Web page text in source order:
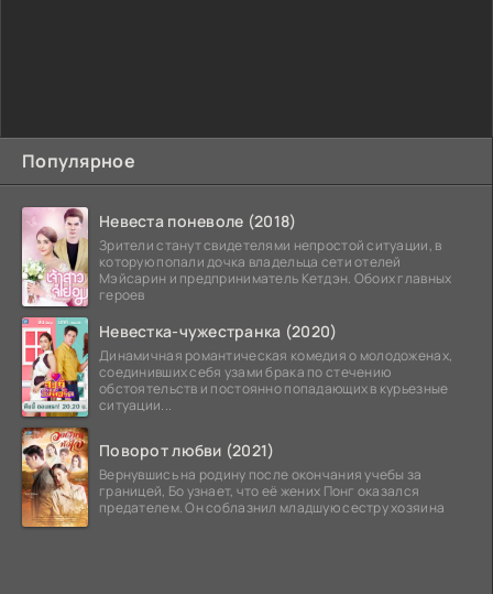
Популярное
Невеста поневоле (2018)
Зрители станут свидетелями непростой ситуации, в
которую попали дочка владельца сети отелей
Мэйсарин и предприниматель Кетдэн. Обоих главных
героев
Невестка-чужестранка (2020)
Динамичная романтическая комедия о молодоженах,
соединивших себя узами брака по стечению
обстоятельств и постоянно попадающих в курьезные
ситуации...
Поворот любви (2021)
Вернувшись на родину после окончания учебы за
границей, Бо узнает, что её жених Понг оказался
предателем. Он соблазнил младшую сестру хозяина